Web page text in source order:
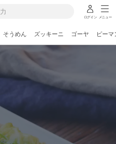
ログイン メニュー
そうめん ズッキーニ ゴーヤ ピーマ